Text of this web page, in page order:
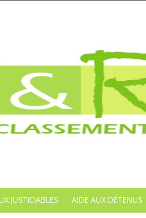
JUSTICIABLES AIDE AUX DÉTENUS